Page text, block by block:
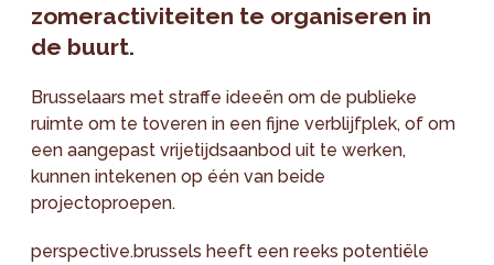
zomeractiviteiten te organiseren in
de buurt.
Brusselaars met straffe ideeën om de publieke
ruimte om te toveren in een fijne verblijfplek, of om
een aangepast vrijetijdsaanbod uit te werken,
kunnen intekenen op één van beide
projectoproepen.
perspective.brussels heeft een reeks potentiële